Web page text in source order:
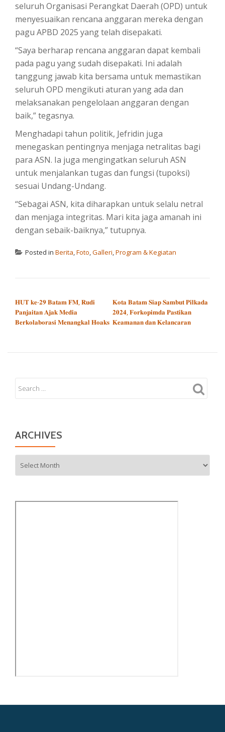
seluruh Organisasi Perangkat Daerah (OPD) untuk
menyesuaikan rencana anggaran mereka dengan
pagu APBD 2025 yang telah disepakati.
“Saya berharap rencana anggaran dapat kembali
pada pagu yang sudah disepakati. Ini adalah
tanggung jawab kita bersama untuk memastikan
seluruh OPD mengikuti aturan yang ada dan
melaksanakan pengelolaan anggaran dengan
baik,” tegasnya.
Menghadapi tahun politik, Jefridin juga
menegaskan pentingnya menjaga netralitas bagi
para ASN. Ia juga mengingatkan seluruh ASN
untuk menjalankan tugas dan fungsi (tupoksi)
sesuai Undang-Undang.
“Sebagai ASN, kita diharapkan untuk selalu netral
dan menjaga integritas. Mari kita jaga amanah ini
dengan sebaik-baiknya,” tutupnya.
Posted in Berita,Foto,Galleri,Program & Kegiatan
𝐇𝐔𝐓 𝐤𝐞-𝟐𝟗 𝐁𝐚𝐭𝐚𝐦 𝐅𝐌, 𝐑𝐮𝐝𝐢
𝐏𝐚𝐧𝐣𝐚𝐢𝐭𝐚𝐧 𝐀𝐣𝐚𝐤 𝐌𝐞𝐝𝐢𝐚
𝐁𝐞𝐫𝐤𝐨𝐥𝐚𝐛𝐨𝐫𝐚𝐬𝐢 𝐌𝐞𝐧𝐚𝐧𝐠𝐤𝐚𝐥 𝐇𝐨𝐚𝐤𝐬
𝐊𝐨𝐭𝐚 𝐁𝐚𝐭𝐚𝐦 𝐒𝐢𝐚𝐩 𝐒𝐚𝐦𝐛𝐮𝐭 𝐏𝐢𝐥𝐤𝐚𝐝𝐚
𝟐𝟎𝟐𝟒, 𝐅𝐨𝐫𝐤𝐨𝐩𝐢𝐦𝐝𝐚 𝐏𝐚𝐬𝐭𝐢𝐤𝐚𝐧
𝐊𝐞𝐚𝐦𝐚𝐧𝐚𝐧 𝐝𝐚𝐧 𝐊𝐞𝐥𝐚𝐧𝐜𝐚𝐫𝐚𝐧
ARCHIVES